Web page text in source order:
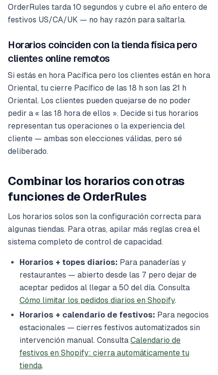
OrderRules tarda 10 segundos y cubre el año entero de
festivos US/CA/UK — no hay razón para saltarla.
Horarios coinciden con la tienda física pero
clientes online remotos
Si estás en hora Pacífica pero los clientes están en hora
Oriental, tu cierre Pacífico de las 18 h son las 21 h
Oriental. Los clientes pueden quejarse de no poder
pedir a « las 18 hora de ellos ». Decide si tus horarios
representan tus operaciones o la experiencia del
cliente — ambas son elecciones válidas, pero sé
deliberado.
Combinar los horarios con otras
funciones de OrderRules
Los horarios solos son la configuración correcta para
algunas tiendas. Para otras, apilar más reglas crea el
sistema completo de control de capacidad.
Horarios + topes diarios: Para panaderías y
restaurantes — abierto desde las 7 pero dejar de
aceptar pedidos al llegar a 50 del día. Consulta
Cómo limitar los pedidos diarios en Shopify.
Horarios + calendario de festivos: Para negocios
estacionales — cierres festivos automatizados sin
intervención manual. Consulta Calendario de
festivos en Shopify: cierra automáticamente tu
tienda.